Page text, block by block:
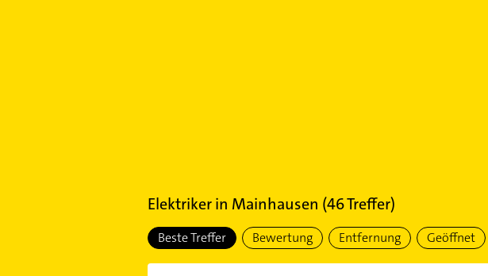
Elektrikerin Mainhausen (46Treffer)
Beste Treffer Bewertung Entfernung Geöffnet